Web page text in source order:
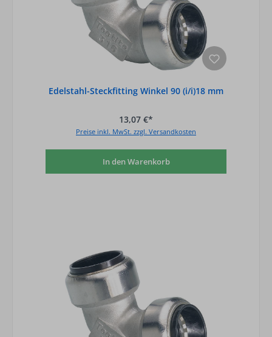
Edelstahl-Steckfitting Winkel 90 (i/i)18 mm
13,07 €*
Preise inkl. MwSt. zzgl. Versandkosten
In den Warenkorb